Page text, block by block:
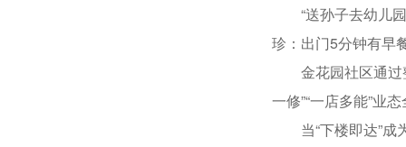
“送孙子去幼儿园
珍：出门5分钟有早
金花园社区通过整
一修”“一店多能”业
当“下楼即达”成